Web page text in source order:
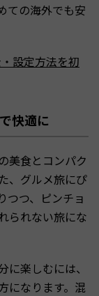
ての海外でも安
設定方法を初
快適に
美食とコンパク
、グルメ旅にぴ
つつ、ピンチョ
られない旅にな
楽しむには、
になります。混